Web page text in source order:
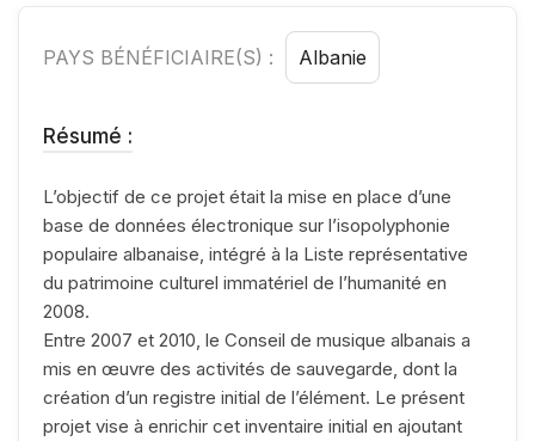
PAYS BÉNÉFICIAIRE(S) : Albanie
Résumé :
L’objectif de ce projet était la mise en place d’une
base de données électronique sur l’isopolyphonie
populaire albanaise, intégré à la Liste représentative
du patrimoine culturel immatériel de l’humanité en
2008.
Entre 2007 et 2010, le Conseil de musique albanais a
mis en œuvre des activités de sauvegarde, dont la
création d’un registre initial de l’élément. Le présent
projet vise à enrichir cet inventaire initial en ajoutant